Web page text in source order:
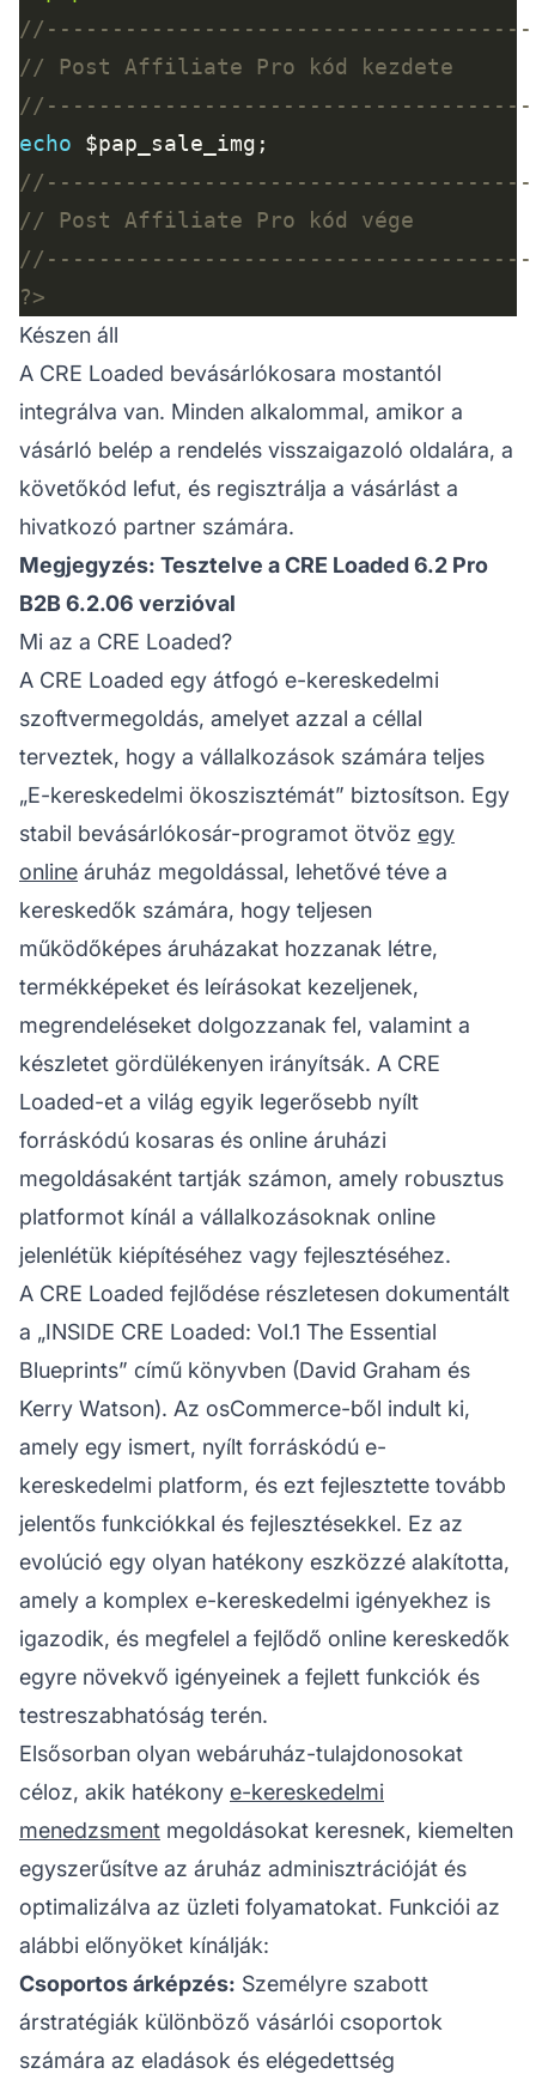
echo
?>
Készen áll
A CRE Loaded bevásárlókosara mostantól
integrálva van. Minden alkalommal, amikor a
vásárló belép a rendelés visszaigazoló oldalára, a
követőkód lefut, és regisztrálja a vásárlást a
hivatkozó partner számára.
Megjegyzés: Tesztelve a CRE Loaded 6.2 Pro
B2B 6.2.06 verzióval
Mi az a CRE Loaded?
A CRE Loaded egy átfogó e-kereskedelmi
szoftvermegoldás, amelyet azzal a céllal
terveztek, hogy a vállalkozások számára teljes
„E-kereskedelmi ökoszisztémát” biztosítson. Egy
stabil bevásárlókosár-programot ötvöz egy
online áruház megoldással, lehetővé téve a
kereskedők számára, hogy teljesen
működőképes áruházakat hozzanak létre,
termékképeket és leírásokat kezeljenek,
megrendeléseket dolgozzanak fel, valamint a
készletet gördülékenyen irányítsák. A CRE
Loaded-et a világ egyik legerősebb nyílt
forráskódú kosaras és online áruházi
megoldásaként tartják számon, amely robusztus
platformot kínál a vállalkozásoknak online
jelenlétük kiépítéséhez vagy fejlesztéséhez.
A CRE Loaded fejlődése részletesen dokumentált
a „INSIDE CRE Loaded: Vol.1 The Essential
Blueprints” című könyvben (David Graham és
Kerry Watson). Az osCommerce-ből indult ki,
amely egy ismert, nyílt forráskódú e-
kereskedelmi platform, és ezt fejlesztette tovább
jelentős funkciókkal és fejlesztésekkel. Ez az
evolúció egy olyan hatékony eszközzé alakította,
amely a komplex e-kereskedelmi igényekhez is
igazodik, és megfelel a fejlődő online kereskedők
egyre növekvő igényeinek a fejlett funkciók és
testreszabhatóság terén.
Elsősorban olyan webáruház-tulajdonosokat
céloz, akik hatékony e-kereskedelmi
menedzsment megoldásokat keresnek, kiemelten
egyszerűsítve az áruház adminisztrációját és
optimalizálva az üzleti folyamatokat. Funkciói az
alábbi előnyöket kínálják:
Csoportos árképzés: Személyre szabott
árstratégiák különböző vásárlói csoportok
számára az eladások és elégedettség